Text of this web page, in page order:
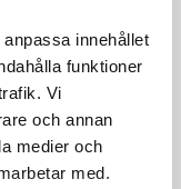
innehållet
funktioner
Vi
och annan
medier och
med.